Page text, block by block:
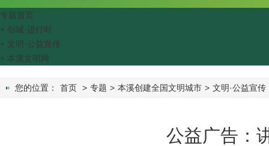
专题首页
+ 创城·进行时
+ 文明·公益宣传
+ 本溪文明网
您的位置： 首页 > 专题 > 本溪创建全国文明城市 > 文明·公益宣传
公益广告：